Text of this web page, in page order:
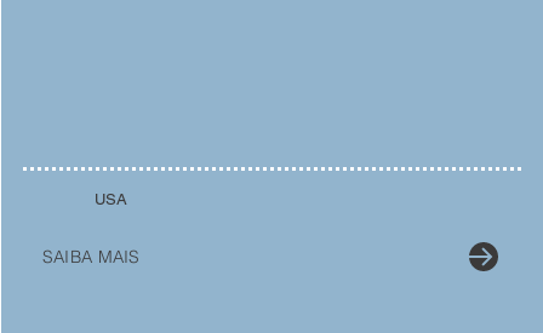
SAIBA MAIS
USA